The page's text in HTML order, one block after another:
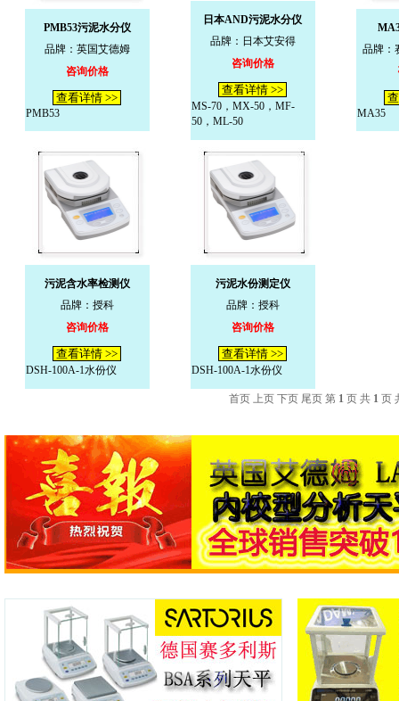
PMB53污泥水分仪
品牌：英国艾德姆
咨询价格
查看详情 >>
PMB53
日本AND污泥水分仪
品牌：日本艾安得
咨询价格
查看详情 >>
MS-70，MX-50，MF-
50，ML-50
品牌：
MA35
污泥含水率检测仪
品牌：授科
咨询价格
查看详情 >>
DSH-100A-1水份仪
污泥水份测定仪
品牌：授科
咨询价格
查看详情 >>
DSH-100A-1水份仪
首页 上页 下页 尾页 第 1 页 共 1 页